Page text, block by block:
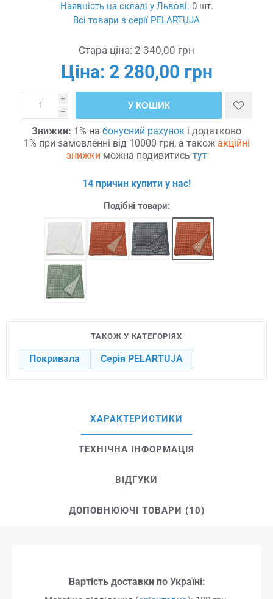
Наявність на складі у Львові: 0 шт.
Всі товари з серії PELARTUJA
Стара ціна: 2 340,00 грн
Ціна: 2 280,00 грн
i
h
У КОШИК
Знижки: 1% на бонусний рахунок і додатково
1% при замовленні від 10000 грн, а також акційні
знижки можна подивитись тут
14 причин купити у нас!
Подібні товари:
ТАКОЖ У КАТЕГОРІЯХ
Покривала Серія PELARTUJA
ХАРАКТЕРИСТИКИ
ТЕХНІЧНА ІНФОРМАЦІЯ
ВІДГУКИ
ДОПОВНЮЮЧІ ТОВАРИ (10)
Вартість доставки по Україні: